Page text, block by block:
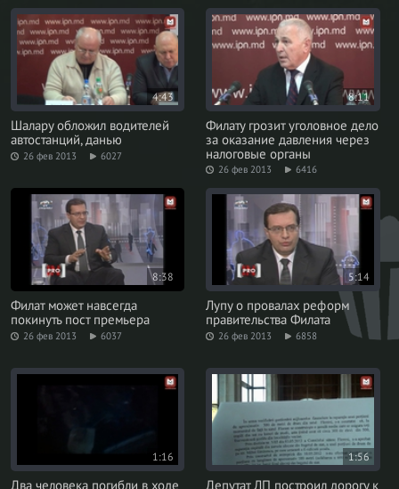
4:43
Шалару обложил водителей
автостанций, данью
26 фев 2013 6027
8:11
Филату грозит уголовное дело
за оказание давления через
налоговые органы
26 фев 2013 6416
8:38
Филат может навсегда
покинуть пост премьера
26 фев 2013 6037
5:14
Лупу о провалах реформ
правительства Филата
26 фев 2013 6858
1:16
Два человека погибли в ходе
1:56
Депутат ЛП построил дорогу к